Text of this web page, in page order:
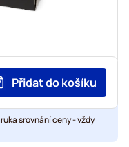
Přidat do košíku
srovnání ceny - vždy